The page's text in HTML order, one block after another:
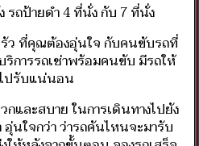
ถป้ายดำ 4 ที่นั่ง กับ 7 ที่นั่ง
ว ที่คุณต้องอุ่นใจ กับคนขับรถที่
ริการรถเช่าพร้อมคนขับ มีรถให้
ปรับแน่นอน
และสบาย​ ในการเดินทางไปยัง
นใจกว่า​ ว่ารถคันไหนจะมารับ​